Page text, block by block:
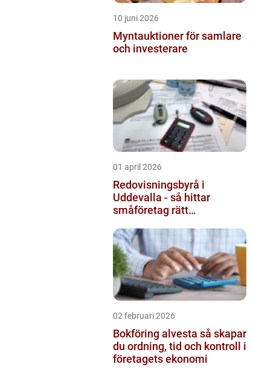
10 juni 2026
Myntauktioner för samlare
och investerare
01 april 2026
Redovisningsbyrå i
Uddevalla - så hittar
småföretag rätt
02 februari 2026
Bokföring alvesta så skapar
du ordning, tid och kontroll i
företagets ekonomi